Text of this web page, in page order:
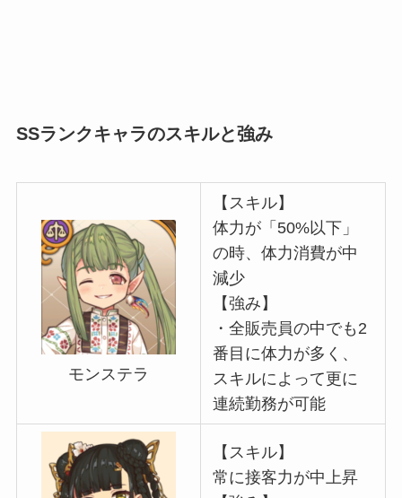
SSランクキャラのスキルと強み
モンステラ
【スキル】
体力が「50%以下」
の時、体力消費が中
減少
【強み】
・全販売員の中でも2
番目に体力が多く、
スキルによって更に
連続勤務が可能
【スキル】
常に接客力が中上昇